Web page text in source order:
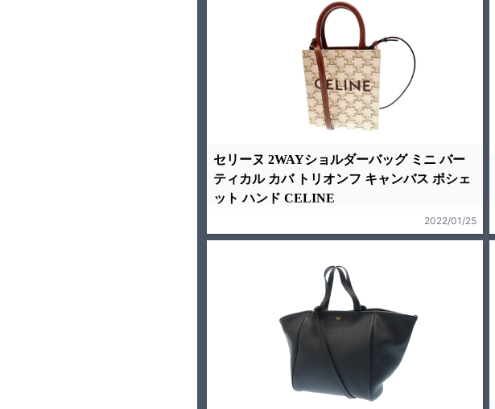
セリーヌ 2WAYショルダーバッグ ミニ バー
ティカル カバ トリオンフ キャンバス ポシェ
ット ハンド CELINE
2022/01/25